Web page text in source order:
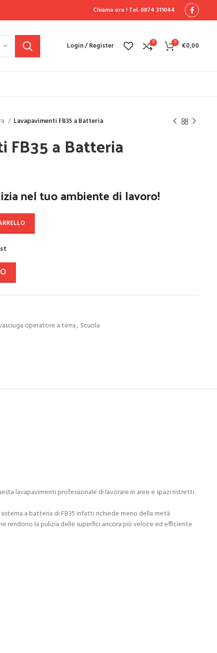
Chiama ora ! Tel. 0874 311044
Login / Register 0 0 €0,00
Lavapavimenti FB35 a Batteria
FB35 a Batteria
nel tuo ambiente di lavoro!
operatore a terra, Scuola
lavapavimenti professionale di lavorare in aree e spazi ristretti.
a batteria di FB35 infatti richiede meno della metà
rendono la pulizia delle superfici ancora più veloce ed efficiente